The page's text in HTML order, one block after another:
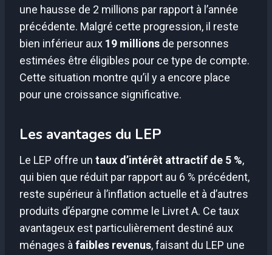
une hausse de 2 millions par rapport à l’année
précédente. Malgré cette progression, il reste
bien inférieur aux 19 millions de personnes
estimées être éligibles pour ce type de compte.
Cette situation montre qu’il y a encore place
pour une croissance significative.
Les avantages du LEP
Le LEP offre un taux d’intérêt attractif de 5 %,
qui bien que réduit par rapport au 6 % précédent,
reste supérieur à l’inflation actuelle et à d’autres
produits d’épargne comme le Livret A. Ce taux
avantageux est particulièrement destiné aux
ménages à faibles revenus, faisant du LEP une